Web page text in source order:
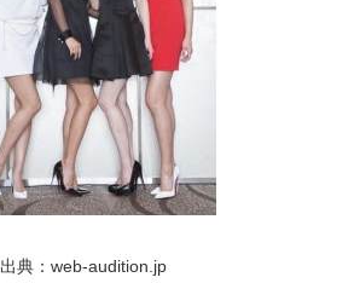
出典：web-audition.jp